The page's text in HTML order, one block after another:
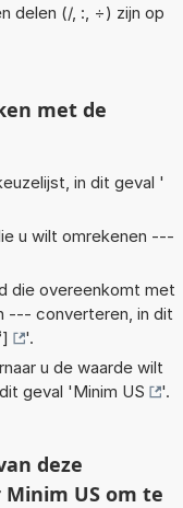
delen (/, :, ÷) zijn op
met de
in dit geval '
u wilt omrekenen ---
die overeenkomt met
--- converteren, in dit
'.
u de waarde wilt
geval 'Minim US '.
deze
US om te